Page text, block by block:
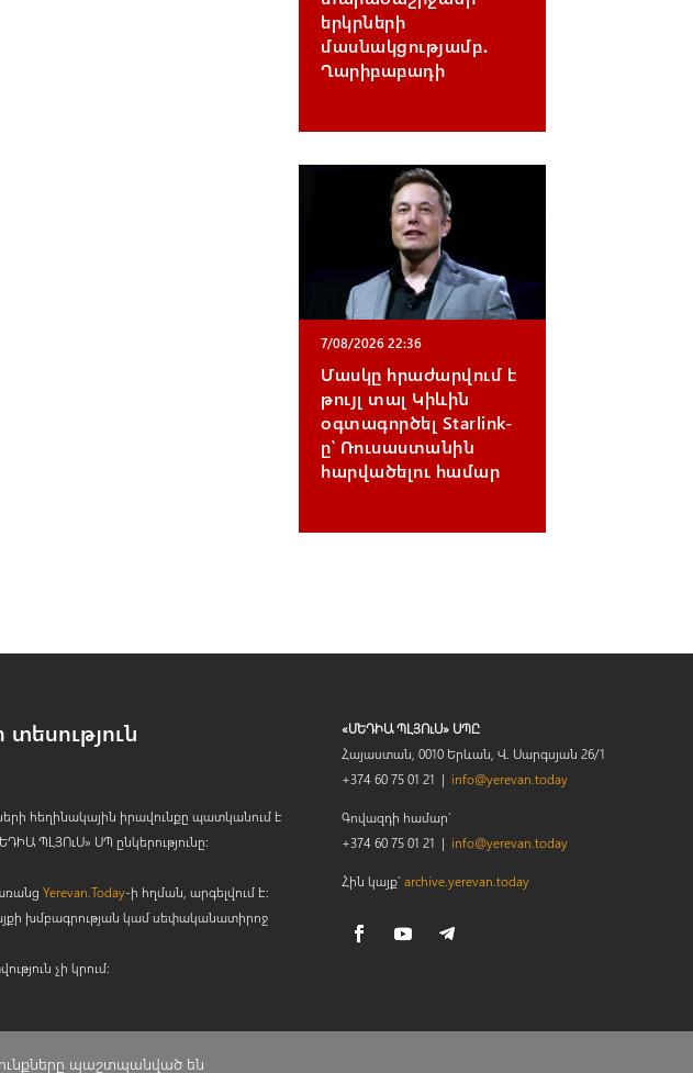
երկրների
մասնակցությամբ․
Ղարիբաբադի
7/08/2026 22:36
Մասկը հրաժարվում է
թույլ տալ Կիևին
օգտագործել Starlink-
ը՝ Ռուսաստանին
հարվածելու համար
տեսություն
հեղինակային իրավունքը պատկանում է
ՊԼՅՈւՍ» ՍՊ ընկերությունը։
Yerevan.Today-ի հղման, արգելվում է:
խմբագրության կամ սեփականատիրոջ
չի կրում:
«ՄԵԴԻԱ ՊԼՅՈւՍ» ՍՊԸ
Հայաստան, 0010 Երևան, Վ. Սարգսյան 26/1
+374 60 75 01 21 | info@yerevan.today
Գովազդի համար`
+374 60 75 01 21 | info@yerevan.today
Հին կայք`archive.yerevan.today
պաշտպանված են